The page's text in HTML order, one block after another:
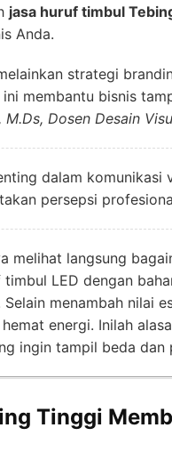
jasa huruf timbul
Anda.
strategi
membantu bisnis
Dosen Desain
dalam
persepsi
melihat langsung
timbul LED dengan
menambah nilai
energi. Inilah
ingin tampil beda dan
Tinggi